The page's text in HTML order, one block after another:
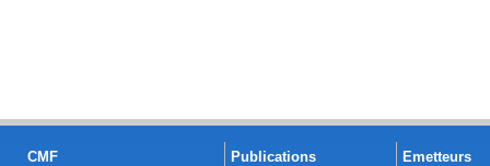
CMF Publications Emetteurs